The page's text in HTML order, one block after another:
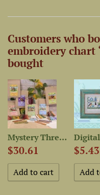
Customers who
embroidery chart
bought
Mystery Thread Bag “Quirky...
$30.61 $5.43